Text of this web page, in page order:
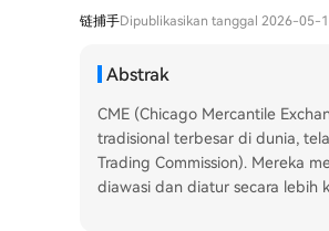
链捕手Dipublikasikan tanggal 2026-05-
Abstrak
CME (Chicago Mercantile
tradisional terbesar di dunia,
Trading Commission). Mereka
diawasi dan diatur secara lebih